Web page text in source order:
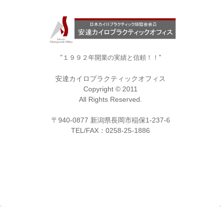
"１９９２年開業の実績と信頼！！"
安達カイロプラクティックオフィス
Copyright © 2011
All Rights Reserved.
〒940-0877 新潟県長岡市稲保1-237-6
TEL/FAX：0258-25-1886